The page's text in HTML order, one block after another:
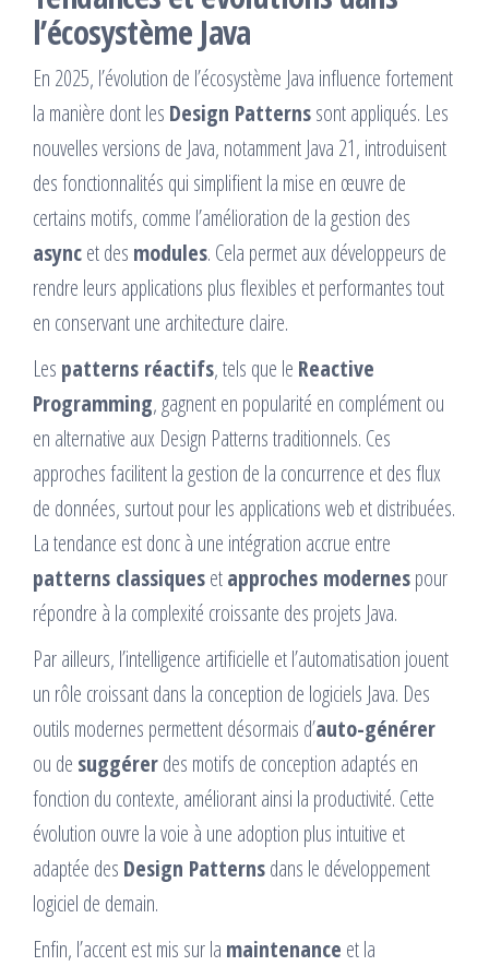
l’écosystème Java
En 2025, l’évolution de l’écosystème Java influence fortement
la manière dont les Design Patternssont appliqués. Les
nouvelles versions de Java, notamment Java 21, introduisent
des fonctionnalités qui simplifient la mise en œuvre de
certains motifs, comme l’amélioration de la gestion des
asyncet des modules. Cela permet aux développeurs de
rendre leurs applications plus flexibles et performantes tout
en conservant une architecture claire.
Les patterns réactifs, tels que le Reactive
Programming, gagnent en popularité en complément ou
en alternative aux Design Patterns traditionnels. Ces
approches facilitent la gestion de la concurrence et des flux
de données, surtout pour les applications web et distribuées.
La tendance est donc à une intégration accrue entre
patterns classiquesetapproches modernespour
répondre à la complexité croissante des projets Java.
Par ailleurs, l’intelligence artificielle et l’automatisation jouent
un rôle croissant dans la conception de logiciels Java. Des
outils modernes permettent désormais d’auto-générer
ou de suggérerdes motifs de conception adaptés en
fonction du contexte, améliorant ainsi la productivité. Cette
évolution ouvre la voie à une adoption plus intuitive et
adaptée des Design Patternsdans le développement
logiciel de demain.
Enfin, l’accent est mis sur la maintenance et la